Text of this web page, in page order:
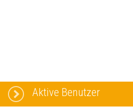
Aktive Benutzer